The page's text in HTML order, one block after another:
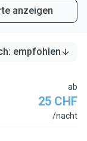
anzeigen
: empfohlen
ab
25 CHF
/nacht